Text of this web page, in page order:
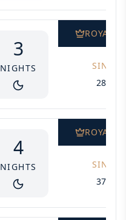
3
NIGHTS
ROYAL
SINGLE
2805$
4
NIGHTS
ROYAL
SINGLE
3740$